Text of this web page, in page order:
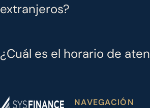
extranjeros?
¿Cuál es el horario de
NAVEGACIÓN